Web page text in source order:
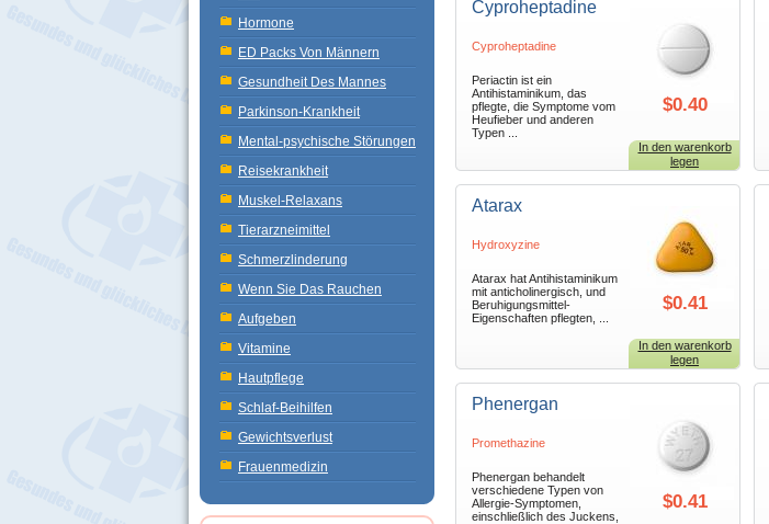
Hormone
ED Packs Von Männern
Gesundheit Des Mannes
Parkinson-Krankheit
Mental-psychische Störungen
Reisekrankheit
Muskel-Relaxans
Tierarzneimittel
Schmerzlinderung
Wenn Sie Das Rauchen
Aufgeben
Vitamine
Hautpflege
Schlaf-Beihilfen
Gewichtsverlust
Frauenmedizin
Cyproheptadine
Cyproheptadine
Periactin ist ein
Antihistaminikum, das
pflegte, die Symptome vom
Heufieber und anderen
Typen ...
$0.40
In den warenkorb
legen
Atarax
Hydroxyzine
Atarax hat Antihistaminikum
mit anticholinergisch, und
Beruhigungsmittel-
Eigenschaften pflegten, ...
$0.41
In den warenkorb
legen
Phenergan
Promethazine
Phenergan behandelt
verschiedene Typen von
Allergie-Symptomen,
einschließlich des Juckens,
$0.41